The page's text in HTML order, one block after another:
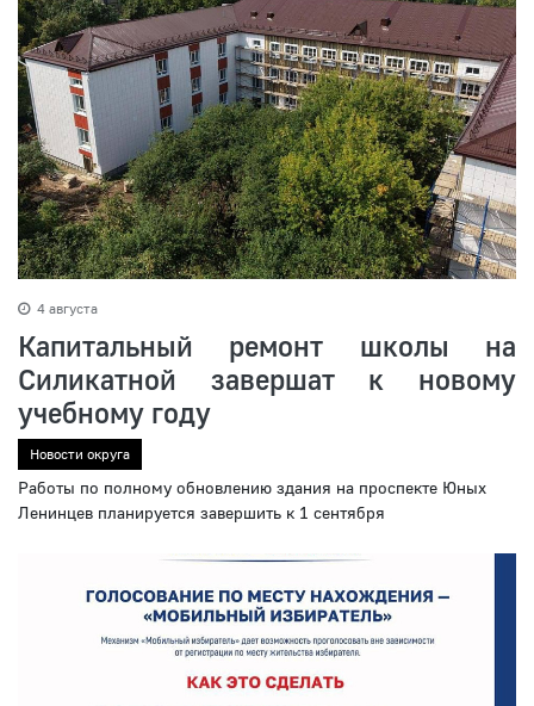
4 августа
Капитальный ремонт школы на
Силикатной завершат к новому
учебному году
Новости округа
Работы по полному обновлению здания на проспекте Юных
Ленинцев планируется завершить к 1 сентября